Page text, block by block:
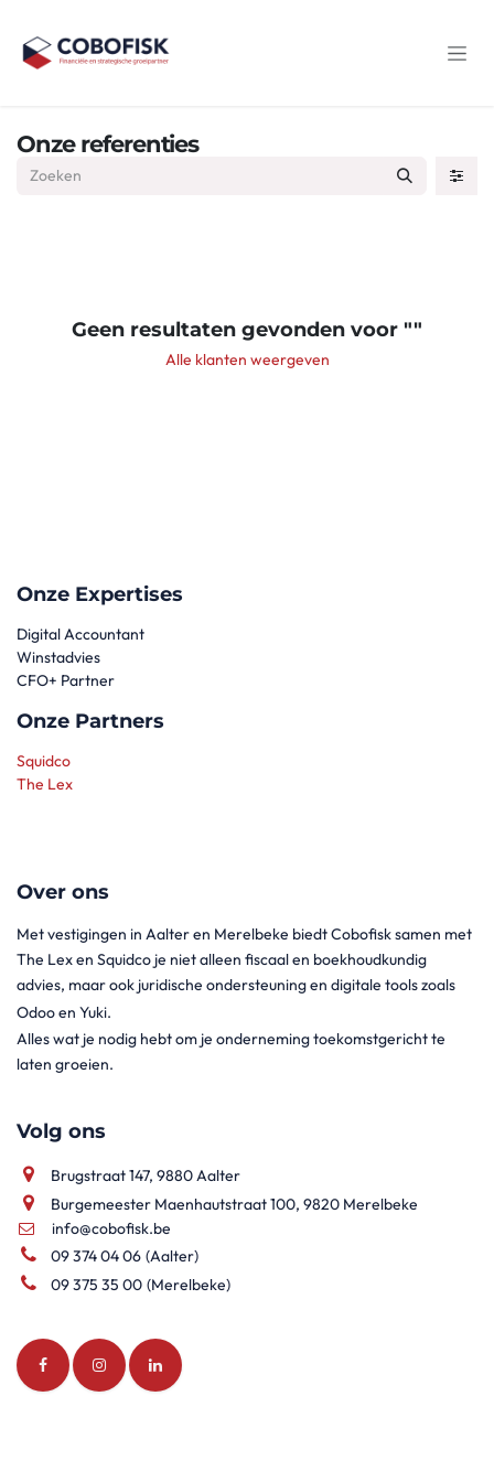
Onze referenties
Geen resultaten gevonden voor ""
Alle klanten weergeven
Onze Expertises
Digital Accountant
Winstadvies
CFO+ Partner
Onze Partners
Squidco
The Lex
Over ons
Met vestigingen in Aalter en Merelbeke biedt Cobofisk samen met
The Lex en Squidco je niet alleen fiscaal en boekhoudkundig
advies, maar ook juridische ondersteuning en digitale tools zoals
Odoo en Yuki.
Alles wat je nodig hebt om je onderneming toekomstgericht te
laten groeien.
Volg ons
Brugstraat 147, 9880 Aalter
Burgemeester Maenhautstraat 100, 9820 Merelbeke
info@cobofisk.be
09 374 04 06 (Aalter)
09 375 35 00 (Merelbeke)